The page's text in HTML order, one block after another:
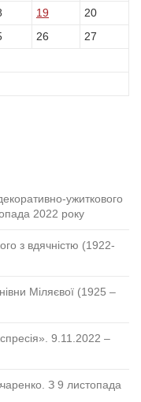
19
20
26
27
ужиткового
2022 року
з вдячністю (1922-
Міляєвої (1925 –
9.11.2022 –
З 9 листопада